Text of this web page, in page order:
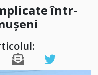
într-